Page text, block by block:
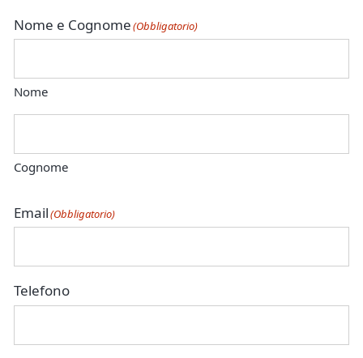
Nome e Cognome(Obbligatorio)
Nome
Cognome
Email(Obbligatorio)
Telefono